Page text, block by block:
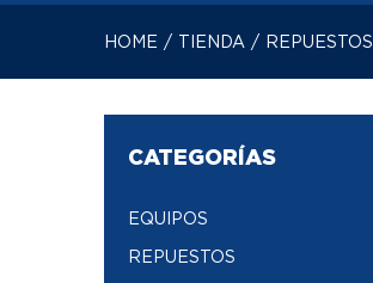
HOME / TIENDA / REPUESTOS
CATEGORÍAS
EQUIPOS
REPUESTOS